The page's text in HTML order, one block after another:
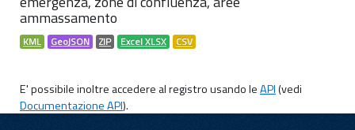
ammassamento
KML GeoJSON ZIP Excel XLSX CSV
E' possibile inoltre accedere al registro usando leAPI(vedi
Documentazione API).